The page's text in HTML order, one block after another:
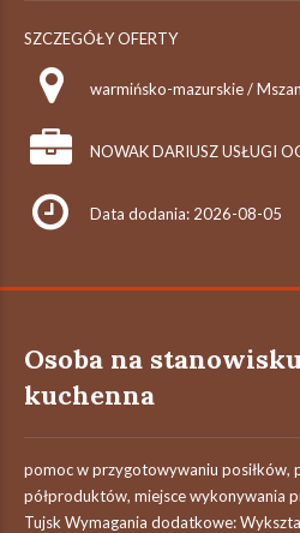
SZCZEGÓŁY OFERTY
warmińsko-mazurskie /
NOWAK DARIUSZ USŁUGI
Data dodania: 2026-08-05
Osoba na
kuchenna
pomoc w przygotowywaniu posiłków,
półproduktów, miejsce wykonywania
Tujsk Wymagania dodatkowe: